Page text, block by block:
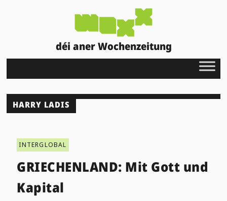
déi aner Wochenzeitung
HARRY LADIS
INTERGLOBAL
GRIECHENLAND: Mit Gott und
Kapital